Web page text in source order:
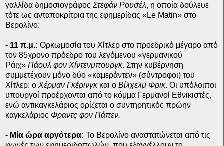
γαλλίδα δημοσιογράφος Στεφάν Ρουσέλ, η οποία δούλευε
τότε ως ανταποκρίτρια της εφημερίδας «Le Matin» στο
Βερολίνο:
- 11 π.μ.: Ορκωμοσία του Χίτλερ στο προεδρικό μέγαρο από
τον 85χρονο πρόεδρο του λεγόμενου «γερμανικού
Ράιχ» Πάουλ φον Χίντενμπουργκ. Στην κυβέρνηση
συμμετέχουν μόνο δύο «καμεράντεν» (σύντροφοι) του
Χίτλερ: ο Χέρμαν Γκέρινγκκαι ο Βίλχελμ Φρικ. Οι υπόλοιποι
υπουργοί προέρχονται από το κόμμα Γερμανοί Εθνικιστές,
ενώ αντικαγκελάριος ορίζεται ο συντηρητικός πρώην
καγκελάριος Φραντς φον Πάπεν.
- Μία ώρα αργότερα: Το Βερολίνο αναστατώνεται από τις